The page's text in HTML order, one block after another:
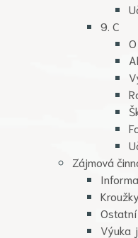
9. C
Zájmová
Výuka